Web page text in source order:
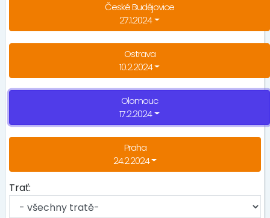
České Budějovice
27.1.2024
Ostrava
10.2.2024
Olomouc
17.2.2024
Praha
24.2.2024
Trať: